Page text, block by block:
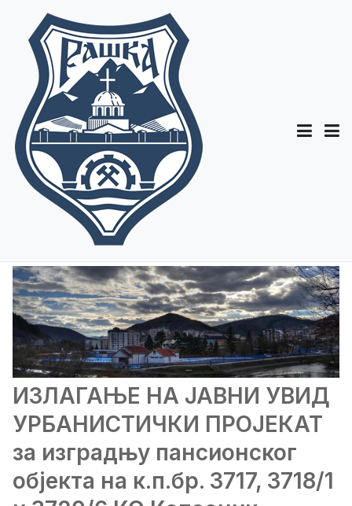
ИЗЛАГАЊЕ НА ЈАВНИ УВИД
УРБАНИСТИЧКИ ПРОЈЕКАТ
за изградњу пансионског
објекта на к.п.бр. 3717, 3718/1